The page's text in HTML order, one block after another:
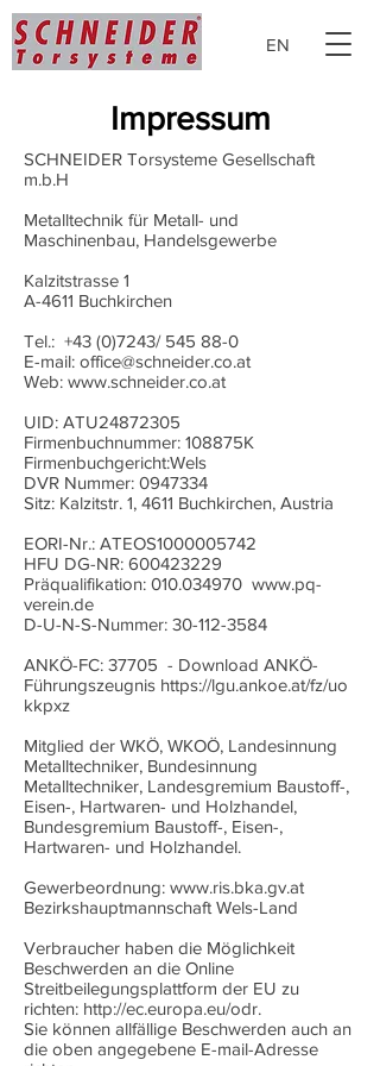
EN
Impressum
SCHNEIDER Torsysteme Gesellschaft
m.b.H
Metalltechnik für Metall- und
Maschinenbau, Handelsgewerbe
Kalzitstrasse 1
A-4611 Buchkirchen
Tel.: +43 (0)7243/ 545 88-0
E-mail: office@schneider.co.at
Web: www.schneider.co.at
UID: ATU24872305
Firmenbuchnummer: 108875K
Firmenbuchgericht:Wels
DVR Nummer: 0947334
Sitz: Kalzitstr. 1, 4611 Buchkirchen, Austria
EORI-Nr.: ATEOS1000005742
HFU DG-NR: 600423229
Präqualifikation: 010.034970 www.pq-
verein.de
D-U-N-S-Nummer: 30-112-3584
ANKÖ-FC: 37705 - Download ANKÖ-
Führungszeugnis https://lgu.ankoe.at/fz/uo
kkpxz
Mitglied der WKÖ, WKOÖ, Landesinnung
Metalltechniker, Bundesinnung
Metalltechniker, Landesgremium Baustoff-,
Eisen-, Hartwaren- und Holzhandel,
Bundesgremium Baustoff-, Eisen-,
Hartwaren- und Holzhandel.
Gewerbeordnung: www.ris.bka.gv.at
Bezirkshauptmannschaft Wels-Land
Verbraucher haben die Möglichkeit
Beschwerden an die Online
Streitbeilegungsplattform der EU zu
richten: http://ec.europa.eu/odr.
Sie können allfällige Beschwerden auch an
die oben angegebene E-mail-Adresse